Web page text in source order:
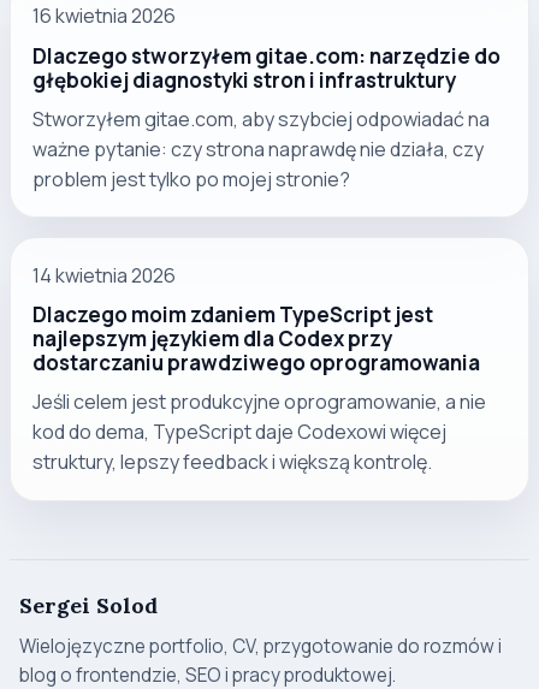
16 kwietnia 2026
Dlaczego stworzyłem gitae.com: narzędzie do
głębokiej diagnostyki stron i infrastruktury
Stworzyłem gitae.com, aby szybciej odpowiadać na
ważne pytanie: czy strona naprawdę nie działa, czy
problem jest tylko po mojej stronie?
14 kwietnia 2026
Dlaczego moim zdaniem TypeScript jest
najlepszym językiem dla Codex przy
dostarczaniu prawdziwego oprogramowania
Jeśli celem jest produkcyjne oprogramowanie, a nie
kod do dema, TypeScript daje Codexowi więcej
struktury, lepszy feedback i większą kontrolę.
Sergei Solod
Wielojęzyczne portfolio, CV, przygotowanie do rozmów i
blog o frontendzie, SEO i pracy produktowej.